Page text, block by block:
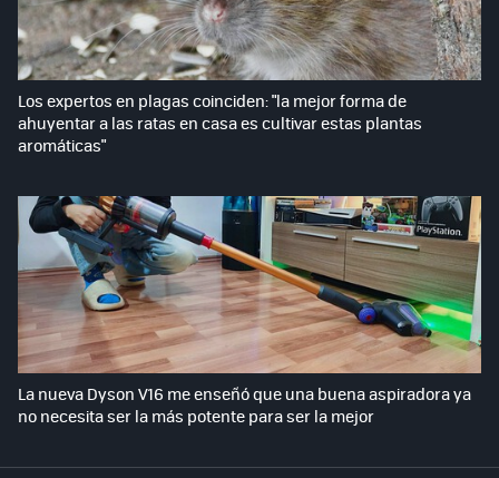
Los expertos en plagas coinciden: "la mejor forma de
ahuyentar a las ratas en casa es cultivar estas plantas
aromáticas"
La nueva Dyson V16 me enseñó que una buena aspiradora ya
no necesita ser la más potente para ser la mejor